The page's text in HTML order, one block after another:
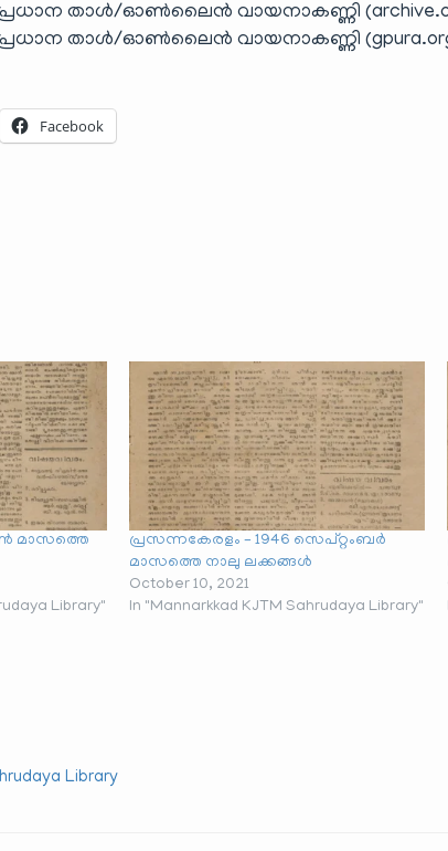
താൾ/ഓൺലൈൻ വായനാകണ്ണി
താൾ/ഓൺലൈൻ വായനാകണ്ണി
Facebook
മാസത്തെ
Library"
പ്രസന്നകേരളം – 1946 സെപ്റ്റംബർ
മാസത്തെ നാലു ലക്കങ്ങൾ
October 10, 2021
In "Mannarkkad KJTM Sahrudaya Library"
Library